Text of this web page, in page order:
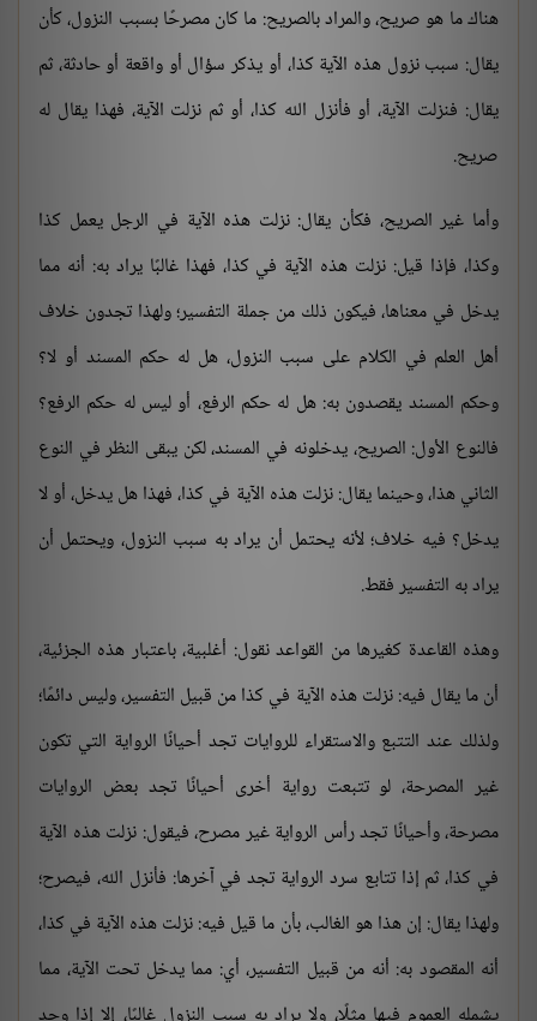
هناك ما هو صريح، والمراد بالصريح: ما كان مصرحًا بسبب النزول، كأن
يقال: سبب نزول هذه الآية كذا، أو يذكر سؤال أو واقعة أو حادثة، ثم
يقال: فنزلت الآية، أو فأنزل الله كذا، أو ثم نزلت الآية، فهذا يقال له
صريح.
وأما غير الصريح، فكأن يقال: نزلت هذه الآية في الرجل يعمل كذا
وكذا، فإذا قيل: نزلت هذه الآية في كذا، فهذا غالبًا يراد به: أنه مما
يدخل في معناها، فيكون ذلك من جملة التفسير؛ ولهذا تجدون خلاف
أهل العلم في الكلام على سبب النزول، هل له حكم المسند أو لا؟
وحكم المسند يقصدون به: هل له حكم الرفع، أو ليس له حكم الرفع؟
فالنوع الأول: الصريح، يدخلونه في المسند، لكن يبقى النظر في النوع
الثاني هذا، وحينما يقال: نزلت هذه الآية في كذا، فهذا هل يدخل، أو لا
يدخل؟ فيه خلاف؛ لأنه يحتمل أن يراد به سبب النزول، ويحتمل أن
يراد به التفسير فقط.
وهذه القاعدة كغيرها من القواعد نقول: أغلبية، باعتبار هذه الجزئية،
أن ما يقال فيه: نزلت هذه الآية في كذا من قبيل التفسير، وليس دائمًا؛
ولذلك عند التتبع والاستقراء للروايات تجد أحيانًا الرواية التي تكون
غير المصرحة، لو تتبعت رواية أخرى أحيانًا تجد بعض الروايات
مصرحة، وأحيانًا تجد رأس الرواية غير مصرح، فيقول: نزلت هذه الآية
في كذا، ثم إذا تتابع سرد الرواية تجد في آخرها: فأنزل الله، فيصرح؛
ولهذا يقال: إن هذا هو الغالب، بأن ما قيل فيه: نزلت هذه الآية في كذا،
أنه المقصود به: أنه من قبيل التفسير، أي: مما يدخل تحت الآية، مما